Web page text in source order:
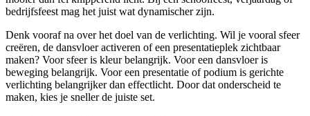
bedrijfsfeest mag het juist wat dynamischer zijn.
Denk vooraf na over het doel van de verlichting. Wil je vooral sfeer
creëren, de dansvloer activeren of een presentatieplek zichtbaar
maken? Voor sfeer is kleur belangrijk. Voor een dansvloer is
beweging belangrijk. Voor een presentatie of podium is gerichte
verlichting belangrijker dan effectlicht. Door dat onderscheid te
maken, kies je sneller de juiste set.